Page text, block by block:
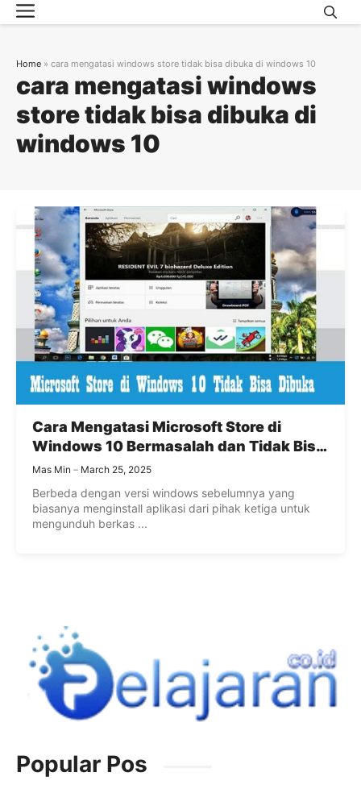
Skip
to
Menu
cara mengatasi windows
store tidak bisa dibuka di
windows 10
Home » cara mengatasi windows store tidak bisa dibuka di windows 10
Cara Mengatasi Microsoft Store di
Windows 10 Bermasalah dan Tidak Bisa
Dibuka
Mas Min March 25, 2025
Berbeda dengan versi windows sebelumnya yang
biasanya menginstall aplikasi dari pihak ketiga untuk
mengunduh berkas ...
Popular Pos